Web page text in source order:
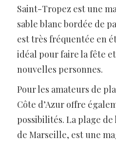
Saint-Tropez est une
sable blanc bordée de
est très fréquentée en
idéal pour faire la fête
nouvelles personnes.
Pour les amateurs de
Côte d’Azur offre
possibilités. La plage de
de Marseille, est une